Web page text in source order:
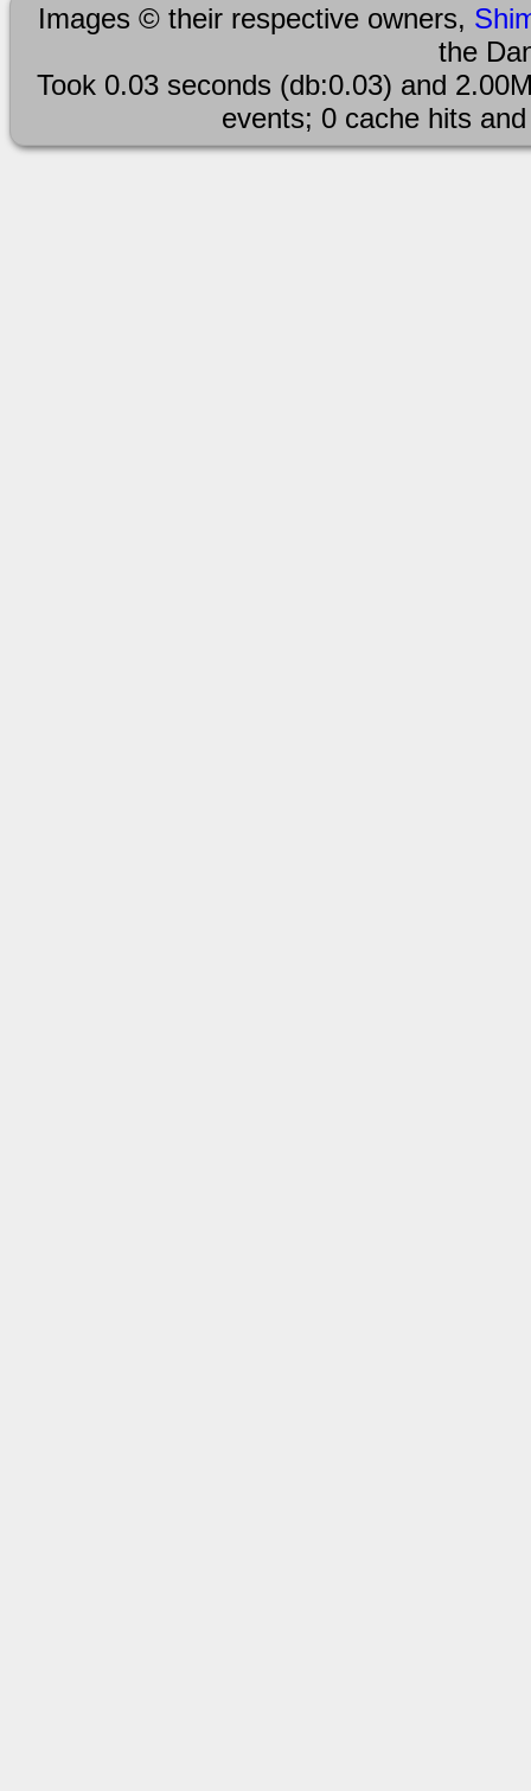
Images © their respective owners,
the
Took 0.03 seconds (db:0.03) and
events; 0 cache hits